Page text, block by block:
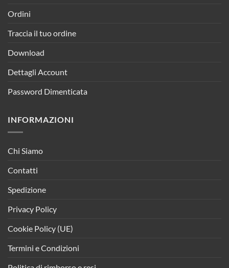
Ordini
Traccia il tuo ordine
Download
Dettagli Account
Password Dimenticata
INFORMAZIONI
Chi Siamo
Contatti
Spedizione
Privacy Policy
Cookie Policy (UE)
Termini e Condizioni